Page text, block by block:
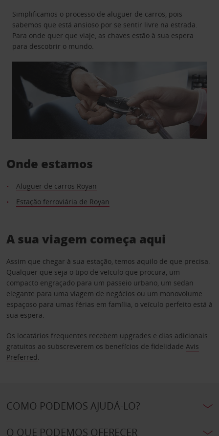
Simplificamos o processo de aluguer de carros, pois
sabemos que está ansioso por se sentir livre na estrada.
Para onde quer que viaje, as chaves estão à sua espera
para descobrir o mundo.
Onde estamos
Aluguer de carros Royan
Estação ferroviária de Royan
A sua viagem começa aqui
Assim que chegar à sua estação, temos aquilo de que precisa.
Qualquer que seja o tipo de veículo que procura, um
compacto engraçado para um passeio urbano, um sedan
elegante para uma viagem de negócios ou um monovolume
espaçoso para umas férias em família, o veículo perfeito está à
sua espera.
Os locatários frequentes recebem upgrades e dias adicionais
gratuitos ao subscreverem os benefícios de fidelidade Avis
Preferred.
COMO PODEMOS AJUDÁ-LO?
O QUE PODEMOS OFERECER